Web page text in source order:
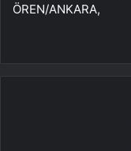
ÖREN/ANKARA,